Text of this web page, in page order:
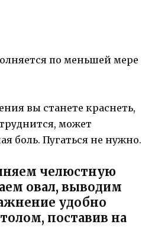
по меньшей мере
вы станете краснеть,
может
боль. Пугаться не нужно.
челюстную
овал, выводим
удобно
поставив на